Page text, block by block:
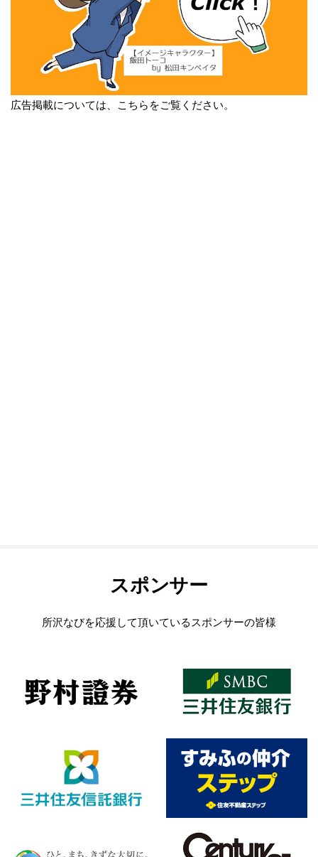
広告掲載については、こちらをご覧ください。
スポンサー
所沢なびを応援して頂いているスポンサーの皆様